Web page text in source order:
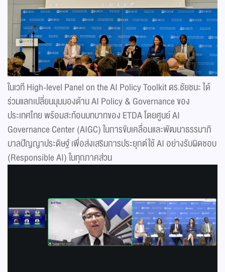
ในเวที High-level Panel on the AI Policy Toolkit ดร.ชัยชนะ ได้
ร่วมแลกเปลี่ยนมุมมองด้าน AI Policy & Governance ของ
ประเทศไทย พร้อมสะท้อนบทบาทของ ETDA โดยศูนย์ AI
Governance Center (AIGC) ในการขับเคลื่อนและพัฒนาธรรมาภิ
บาลปัญญาประดิษฐ์ เพื่อส่งเสริมการประยุกต์ใช้ AI อย่างรับผิดชอบ
(Responsible AI) ในทุกภาคส่วน